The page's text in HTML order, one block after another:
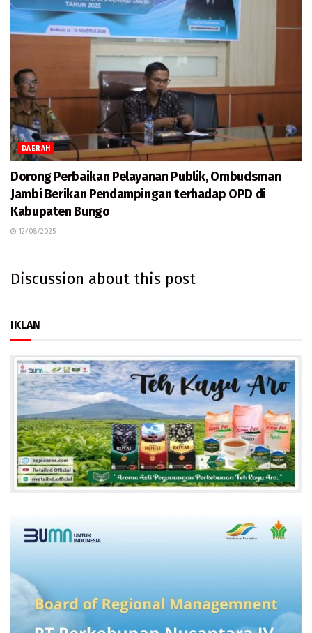
DAERAH
Dorong Perbaikan Pelayanan Publik, Ombudsman
Jambi Berikan Pendampingan terhadap OPD di
Kabupaten Bungo
12/08/2025
Discussion about this post
IKLAN